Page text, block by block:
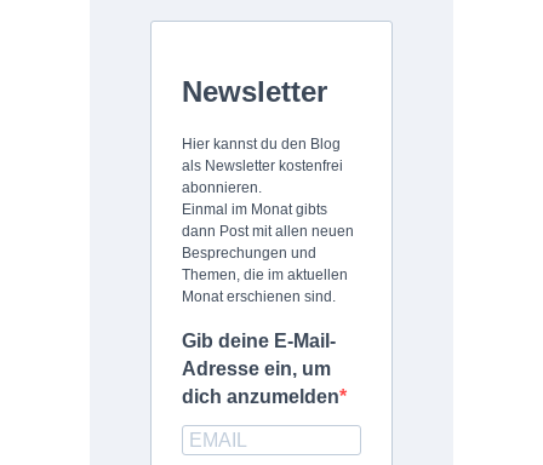
Newsletter
Hier kannst du den Blog
als Newsletter kostenfrei
abonnieren.
Einmal im Monat gibts
dann Post mit allen neuen
Besprechungen und
Themen, die im aktuellen
Monat erschienen sind.
Gib deine E-Mail-
Adresse ein, um
dich anzumelden